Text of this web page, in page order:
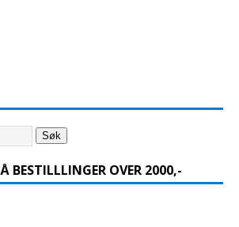
Søk
BESTILLLINGER OVER 2000,-